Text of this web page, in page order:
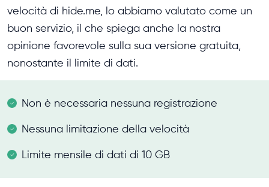
velocità di hide.me, lo abbiamo valutato come un
buon servizio, il che spiega anche la nostra
opinione favorevole sulla sua versione gratuita,
nonostante il limite di dati.
Non è necessaria nessuna registrazione
Nessuna limitazione della velocità
Limite mensile di dati di 10 GB